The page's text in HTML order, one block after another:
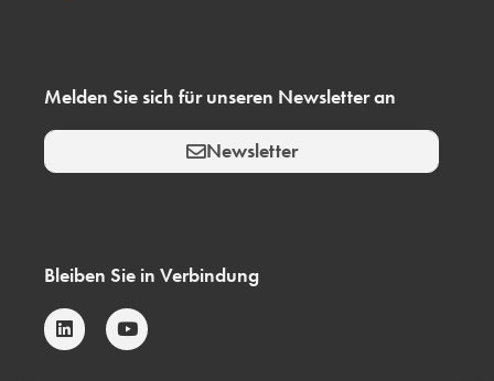
Melden Sie sich für unseren Newsletter an
Newsletter
Bleiben Sie in Verbindung